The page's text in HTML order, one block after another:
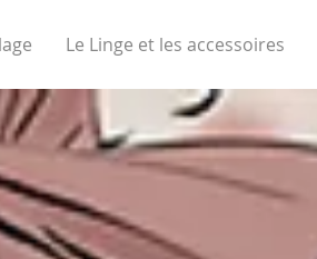
Le Linge et les accessoires